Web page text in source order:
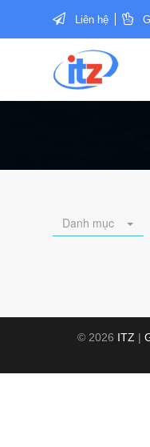
Liên hệ
Danh mục
© 2026 ITZ |